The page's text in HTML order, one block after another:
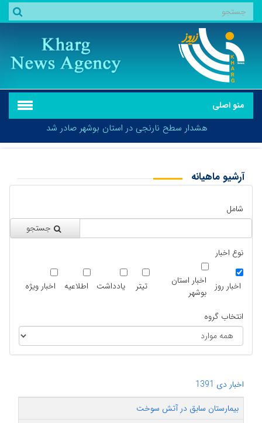
منو اصلی
هشدار سطح نارنجی در استان بوشهر صادر شد
آرشیو ماهیانه
شامل
جستجو
نوع اخبار
اخبار روز
اخبار استان
بوشهر
تیتر یادداشت اطلاعیه اخبار ویژه
انتخاب گروه
اخبار دی 1391
بیمارستان سابق در آتش سوخت